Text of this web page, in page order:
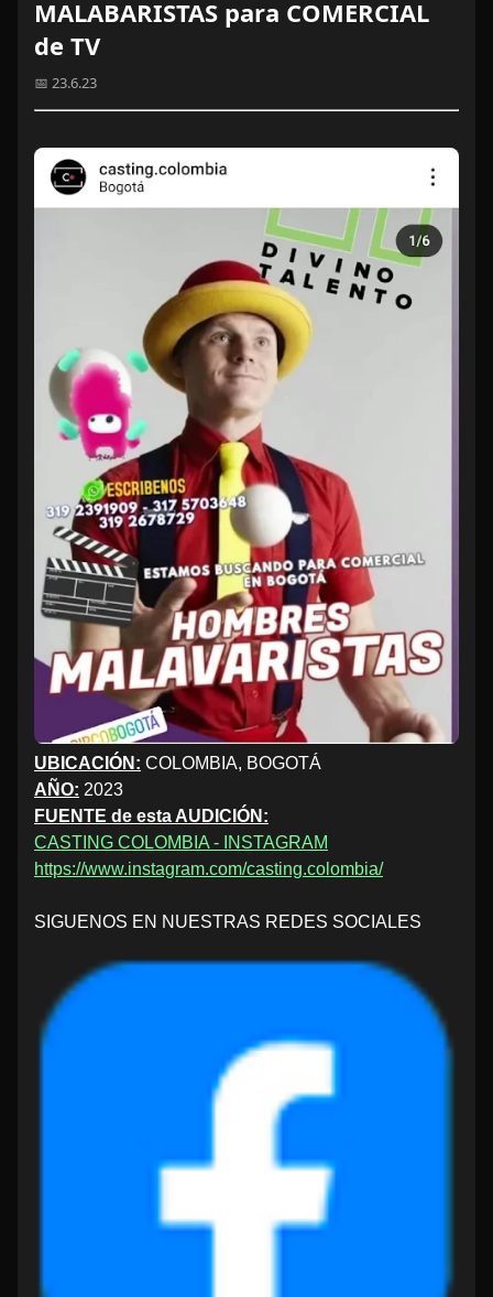
MALABARISTAS para COMERCIAL
de TV
📅 23.6.23
UBICACIÓN: COLOMBIA, BOGOTÁ
AÑO: 2023
FUENTE de esta AUDICIÓN:
CASTING COLOMBIA - INSTAGRAM
https://www.instagram.com/casting.colombia/
SIGUENOS EN NUESTRAS REDES SOCIALES